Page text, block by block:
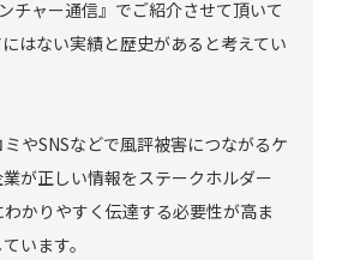
チャー通信』でご紹介させて頂いて
はない実績と歴史があると考えてい
やSNSなどで風評被害につながるケ
が正しい情報をステークホルダー
わかりやすく伝達する必要性が高ま
います。